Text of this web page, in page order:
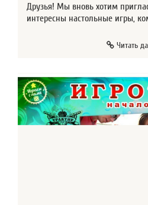
Друзья! Мы вновь хотим
интересны настольные игры,
Читать